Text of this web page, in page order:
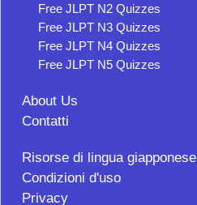
Free JLPT N2 Quizzes
Free JLPT N3 Quizzes
Free JLPT N4 Quizzes
Free JLPT N5 Quizzes
About Us
Contatti
Risorse di lingua giapponese
Condizioni d'uso
Privacy